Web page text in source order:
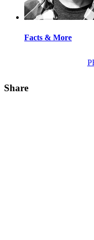
Facts & More
Share